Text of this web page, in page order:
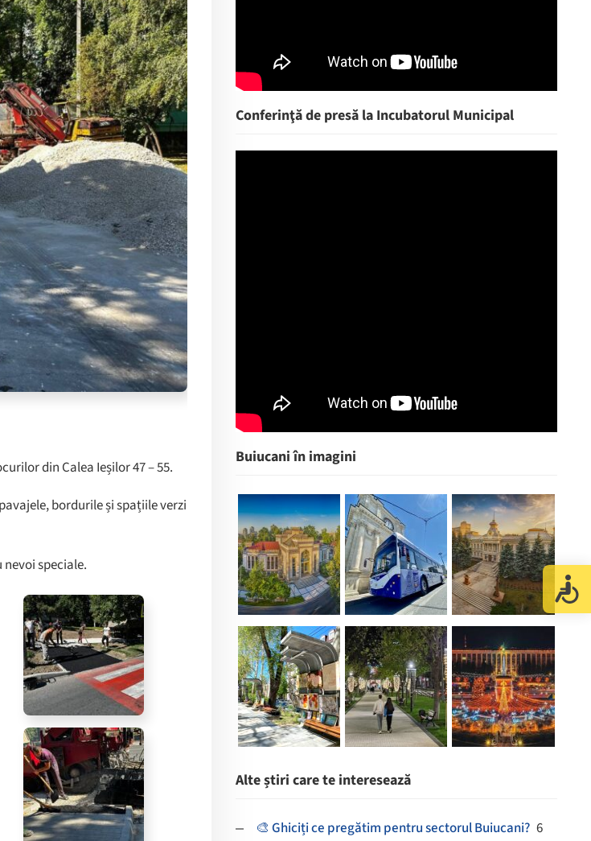
din Calea Ieșilor 47 – 55.
bordurile și spațiile verzi
speciale.
Conferinţă de presă la Incubatorul Municipal
Buiucani în imagini
Alte știri care te interesează
🎨 Ghiciți ce pregătim pentru sectorul Buiucani? 6